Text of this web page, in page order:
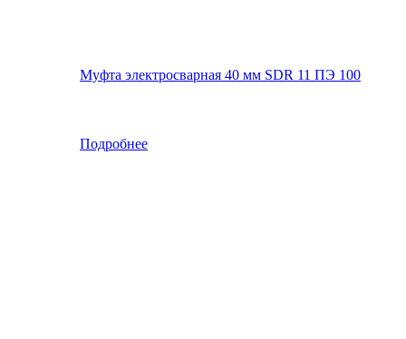
Муфта электросварная 40 мм SDR 11 ПЭ 100
Подробнее